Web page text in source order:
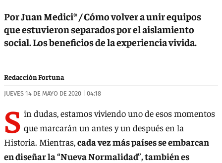
Por Juan Medici* / Cómo volver a unir equipos
que estuvieron separados por el aislamiento
social. Los beneficios de la experiencia vivida.
Redacción Fortuna
JUEVES 14 DE MAYO DE 2020 | 04:18
S in dudas, estamos viviendo uno de esos momentos
que marcarán un antes y un después en la
Historia. Mientras,cada vez más países se embarcan
en diseñar la “Nueva Normalidad”, también es